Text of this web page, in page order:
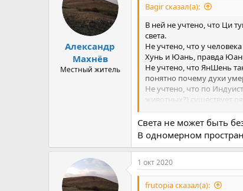
Александр
Махнёв
Местный житель
Bagir сказал(а):
В ней не учтено, что Ци
света.
Не учтено, что у
Хунь и Юань, правда
Не учтено, что ЯнШень
понятно почему духи
Не учтено, что по
животных?) существует
мира Асуров (Иньшень с
Остается только
Света не может быть
В одномерном
1 окт 2020
frutopia сказал(а):